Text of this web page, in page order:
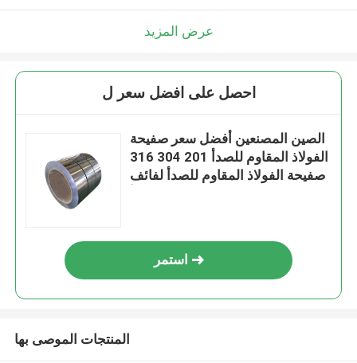
عرض المزيد
احصل على افضل سعر ل
الصين المصنعين أفضل سعر صفيحة
الفولاذ المقاوم للصدأ 201 304 316
صفيحة الفولاذ المقاوم للصدأ لفائف
استمر
المنتجات الموصى بها